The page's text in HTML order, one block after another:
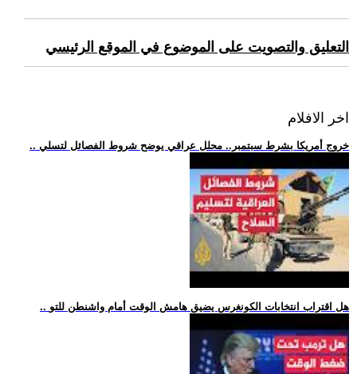
التعليق والتصويت على الموضوع في الموقع الرئيسي
اخر الافلام
.. خروج أمريكا بشرط سبتمبر.. محلل عراقي يوضح شروط الفصائل لتسلي
.. هل اقتراب انتخابات الكونغرس يضيق هامش الوقت أمام واشنطن للتو